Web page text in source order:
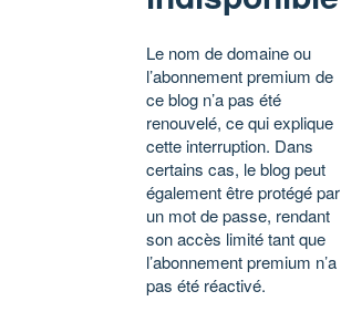
Le nom de domaine ou
l’abonnement premium de
ce blog n’a pas été
renouvelé, ce qui explique
cette interruption. Dans
certains cas, le blog peut
également être protégé par
un mot de passe, rendant
son accès limité tant que
l’abonnement premium n’a
pas été réactivé.